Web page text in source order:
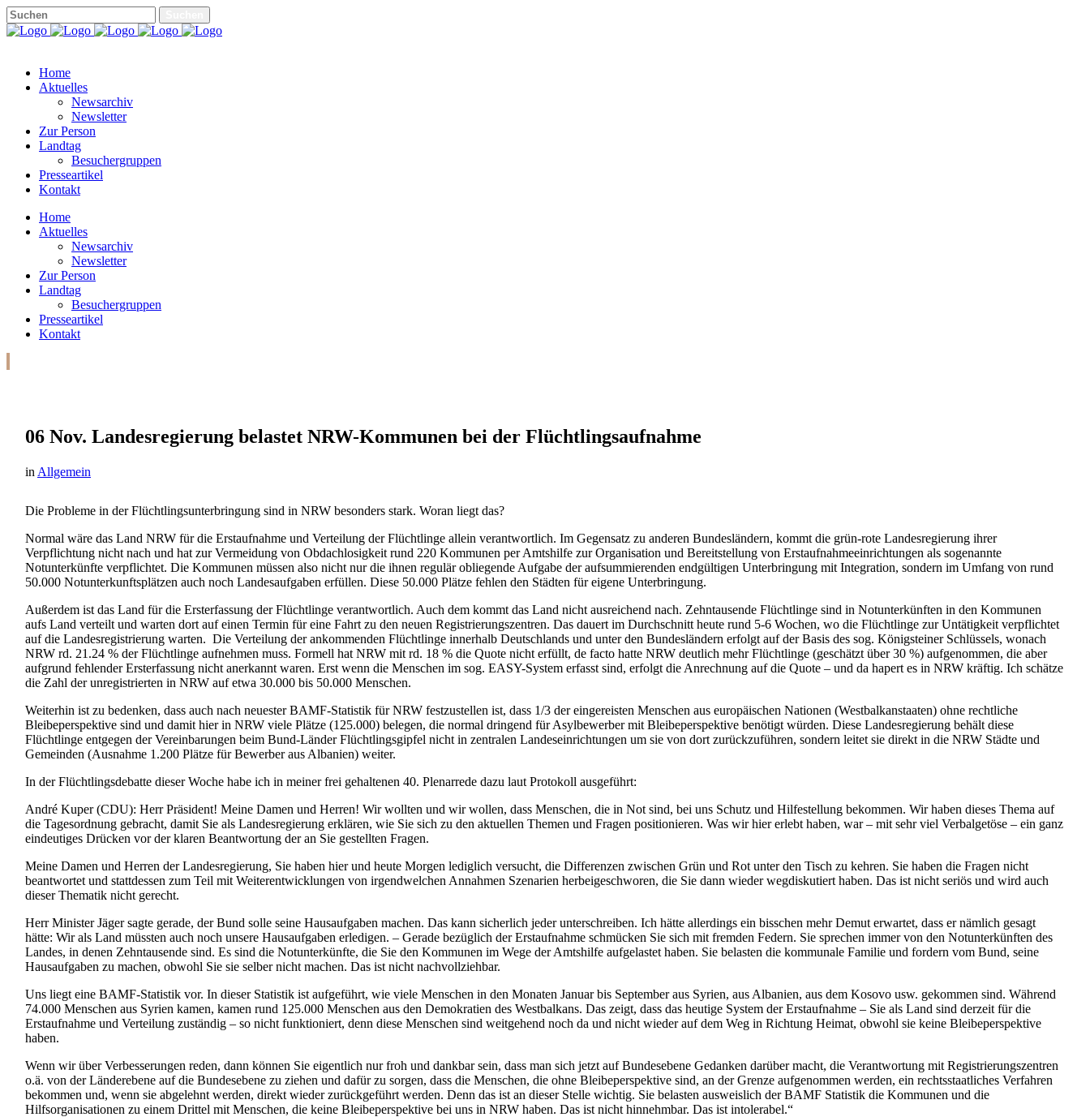
Home
Aktuelles
Newsarchiv
Newsletter
Zur Person
Landtag
Besuchergruppen
Presseartikel
Kontakt
Home
Aktuelles
Newsarchiv
Newsletter
Zur Person
Landtag
Besuchergruppen
Presseartikel
Kontakt
06 Nov. Landesregierung belastet NRW-Kommunen bei der Flüchtlingsaufnahme
in Allgemein
Die Probleme in der Flüchtlingsunterbringung sind in NRW besonders stark. Woran liegt das?
Normal wäre das Land NRW für die Erstaufnahme und Verteilung der Flüchtlinge allein verantwortlich. Im Gegensatz zu anderen Bundesländern, kommt die grün-rote Landesregierung ihrer
Verpflichtung nicht nach und hat zur Vermeidung von Obdachlosigkeit rund 220 Kommunen per Amtshilfe zur Organisation und Bereitstellung von Erstaufnahmeeinrichtungen als sogenannte
Notunterkünfte verpflichtet. Die Kommunen müssen also nicht nur die ihnen regulär obliegende Aufgabe der aufsummierenden endgültigen Unterbringung mit Integration, sondern im Umfang von rund
50.000 Notunterkunftsplätzen auch noch Landesaufgaben erfüllen. Diese 50.000 Plätze fehlen den Städten für eigene Unterbringung.
Außerdem ist das Land für die Ersterfassung der Flüchtlinge verantwortlich. Auch dem kommt das Land nicht ausreichend nach. Zehntausende Flüchtlinge sind in Notunterkünften in den Kommunen
aufs Land verteilt und warten dort auf einen Termin für eine Fahrt zu den neuen Registrierungszentren. Das dauert im Durchschnitt heute rund 5-6 Wochen, wo die Flüchtlinge zur Untätigkeit verpflichtet
auf die Landesregistrierung warten. Die Verteilung der ankommenden Flüchtlinge innerhalb Deutschlands und unter den Bundesländern erfolgt auf der Basis des sog. Königsteiner Schlüssels, wonach
NRW rd. 21.24 % der Flüchtlinge aufnehmen muss. Formell hat NRW mit rd. 18 % die Quote nicht erfüllt, de facto hatte NRW deutlich mehr Flüchtlinge (geschätzt über 30 %) aufgenommen, die aber
aufgrund fehlender Ersterfassung nicht anerkannt waren. Erst wenn die Menschen im sog. EASY-System erfasst sind, erfolgt die Anrechnung auf die Quote – und da hapert es in NRW kräftig. Ich schätze
die Zahl der unregistrierten in NRW auf etwa 30.000 bis 50.000 Menschen.
Weiterhin ist zu bedenken, dass auch nach neuester BAMF-Statistik für NRW festzustellen ist, dass 1/3 der eingereisten Menschen aus europäischen Nationen (Westbalkanstaaten) ohne rechtliche
Bleibeperspektive sind und damit hier in NRW viele Plätze (125.000) belegen, die normal dringend für Asylbewerber mit Bleibeperspektive benötigt würden. Diese Landesregierung behält diese
Flüchtlinge entgegen der Vereinbarungen beim Bund-Länder Flüchtlingsgipfel nicht in zentralen Landeseinrichtungen um sie von dort zurückzuführen, sondern leitet sie direkt in die NRW Städte und
Gemeinden (Ausnahme 1.200 Plätze für Bewerber aus Albanien) weiter.
In der Flüchtlingsdebatte dieser Woche habe ich in meiner frei gehaltenen 40. Plenarrede dazu laut Protokoll ausgeführt:
André Kuper (CDU): Herr Präsident! Meine Damen und Herren! Wir wollten und wir wollen, dass Menschen, die in Not sind, bei uns Schutz und Hilfestellung bekommen. Wir haben dieses Thema auf
die Tagesordnung gebracht, damit Sie als Landesregierung erklären, wie Sie sich zu den aktuellen Themen und Fragen positionieren. Was wir hier erlebt haben, war – mit sehr viel Verbalgetöse – ein ganz
eindeutiges Drücken vor der klaren Beantwortung der an Sie gestellten Fragen.
Meine Damen und Herren der Landesregierung, Sie haben hier und heute Morgen lediglich versucht, die Differenzen zwischen Grün und Rot unter den Tisch zu kehren. Sie haben die Fragen nicht
beantwortet und stattdessen zum Teil mit Weiterentwicklungen von irgendwelchen Annahmen Szenarien herbeigeschworen, die Sie dann wieder wegdiskutiert haben. Das ist nicht seriös und wird auch
dieser Thematik nicht gerecht.
Herr Minister Jäger sagte gerade, der Bund solle seine Hausaufgaben machen. Das kann sicherlich jeder unterschreiben. Ich hätte allerdings ein bisschen mehr Demut erwartet, dass er nämlich gesagt
hätte: Wir als Land müssten auch noch unsere Hausaufgaben erledigen. – Gerade bezüglich der Erstaufnahme schmücken Sie sich mit fremden Federn. Sie sprechen immer von den Notunterkünften des
Landes, in denen Zehntausende sind. Es sind die Notunterkünfte, die Sie den Kommunen im Wege der Amtshilfe aufgelastet haben. Sie belasten die kommunale Familie und fordern vom Bund, seine
Hausaufgaben zu machen, obwohl Sie sie selber nicht machen. Das ist nicht nachvollziehbar.
Uns liegt eine BAMF-Statistik vor. In dieser Statistik ist aufgeführt, wie viele Menschen in den Monaten Januar bis September aus Syrien, aus Albanien, aus dem Kosovo usw. gekommen sind. Während
74.000 Menschen aus Syrien kamen, kamen rund 125.000 Menschen aus den Demokratien des Westbalkans. Das zeigt, dass das heutige System der Erstaufnahme – Sie als Land sind derzeit für die
Erstaufnahme und Verteilung zuständig – so nicht funktioniert, denn diese Menschen sind weitgehend noch da und nicht wieder auf dem Weg in Richtung Heimat, obwohl sie keine Bleibeperspektive
haben.
Wenn wir über Verbesserungen reden, dann können Sie eigentlich nur froh und dankbar sein, dass man sich jetzt auf Bundesebene Gedanken darüber macht, die Verantwortung mit Registrierungszentren
o.ä. von der Länderebene auf die Bundesebene zu ziehen und dafür zu sorgen, dass die Menschen, die ohne Bleibeperspektive sind, an der Grenze aufgenommen werden, ein rechtsstaatliches Verfahren
bekommen und, wenn sie abgelehnt werden, direkt wieder zurückgeführt werden. Denn das ist an dieser Stelle wichtig. Sie belasten ausweislich der BAMF Statistik die Kommunen und die
Hilfsorganisationen zu einem Drittel mit Menschen, die keine Bleibeperspektive bei uns in NRW haben. Das ist nicht hinnehmbar. Das ist intolerabel.“